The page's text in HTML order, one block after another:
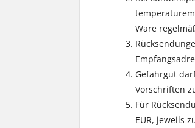
Ware
Gefahrgut
Vorschriften
Für
EUR, jeweils